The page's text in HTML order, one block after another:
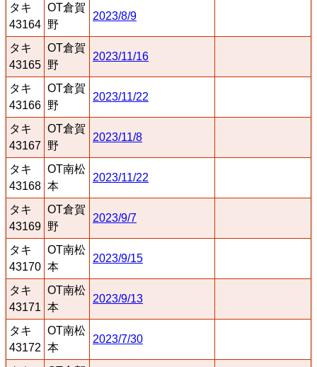
タキ
43164
OT倉賀
野
2023/8/9
タキ
43165
OT倉賀
野
2023/11/16
タキ
43166
OT倉賀
野
2023/11/22
タキ
43167
OT倉賀
野
2023/11/8
タキ
43168
OT南松
本
2023/11/22
タキ
43169
OT倉賀
野
2023/9/7
タキ
43170
OT南松
本
2023/9/15
タキ
43171
OT南松
本
2023/9/13
タキ
43172
OT南松
本
2023/7/30